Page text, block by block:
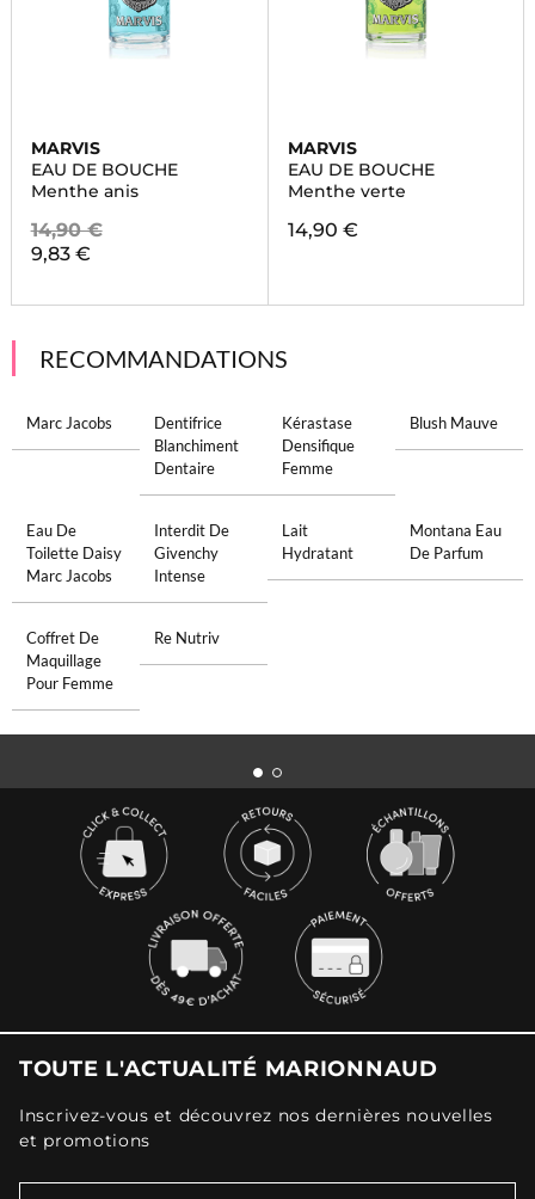
MARVIS
EAU DE BOUCHE
Menthe anis
14,90 €
9,83 €
MARVIS
EAU DE BOUCHE
Menthe verte
14,90 €
RECOMMANDATIONS
Marc Jacobs
Dentifrice
Blanchiment
Dentaire
Kérastase
Densifique
Femme
Blush Mauve
Eau De
Toilette Daisy
Marc Jacobs
Interdit De
Givenchy
Intense
Lait
Hydratant
Montana Eau
De Parfum
Coffret De
Maquillage
Pour Femme
Re Nutriv
TOUTE L'ACTUALITÉ MARIONNAUD
Inscrivez-vous et découvrez nos dernières nouvelles
et promotions